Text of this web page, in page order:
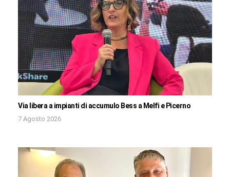
Via libera a impianti di accumulo Bess a Melfi e Picerno
7 Agosto 2026